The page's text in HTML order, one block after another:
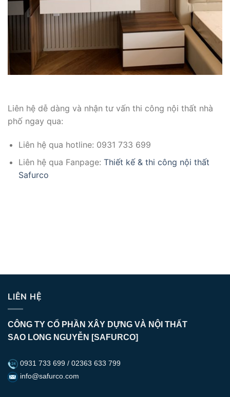
Liên hệ dễ dàng và nhận tư vấn thi công nội thất nhà
phố ngay qua:
Liên hệ qua hotline: 0931 733 699
Liên hệ qua Fanpage: Thiết kế & thi công nội thất
Safurco
LIÊN HỆ
CÔNG TY CỔ PHẦN XÂY DỰNG VÀ NỘI THẤT
SAO LONG NGUYỄN [SAFURCO]
0931 733 699 / 02363 633 799
info@safurco.com